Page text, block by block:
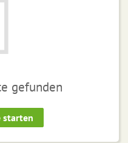
gefunden
starten